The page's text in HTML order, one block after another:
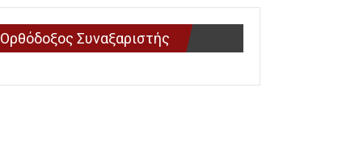
Ορθόδοξος Συναξαριστής